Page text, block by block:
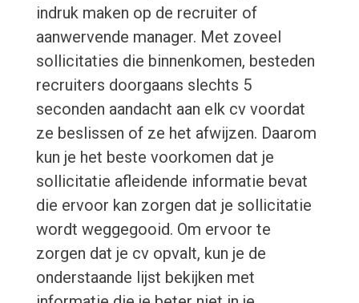
indruk maken op de recruiter of
aanwervende manager. Met zoveel
sollicitaties die binnenkomen, besteden
recruiters doorgaans slechts 5
seconden aandacht aan elk cv voordat
ze beslissen of ze het afwijzen. Daarom
kun je het beste voorkomen dat je
sollicitatie afleidende informatie bevat
die ervoor kan zorgen dat je sollicitatie
wordt weggegooid. Om ervoor te
zorgen dat je cv opvalt, kun je de
onderstaande lijst bekijken met